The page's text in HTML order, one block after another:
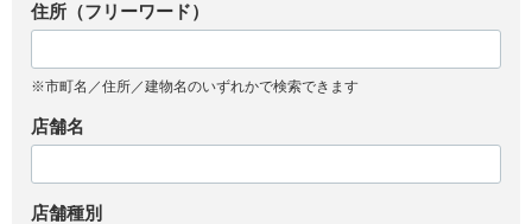
住所（フリーワード）
※市町名／住所／建物名のいずれかで検索できます
店舗名
店舗種別